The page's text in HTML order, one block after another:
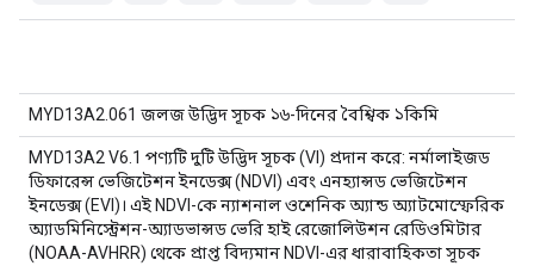
MYD13A2.061 জলজ উদ্ভিদ সূচক ১৬-দিনের বৈশ্বিক ১কিমি
MYD13A2 V6.1 পণ্যটি দুটি উদ্ভিদ সূচক (VI) প্রদান করে: নর্মালাইজড
ডিফারেন্স ভেজিটেশন ইনডেক্স (NDVI) এবং এনহ্যান্সড ভেজিটেশন
ইনডেক্স (EVI)। এই NDVI-কে ন্যাশনাল ওশেনিক অ্যান্ড অ্যাটমোস্ফেরিক
অ্যাডমিনিস্ট্রেশন-অ্যাডভান্সড ভেরি হাই রেজোলিউশন রেডিওমিটার
(NOAA-AVHRR) থেকে প্রাপ্ত বিদ্যমান NDVI-এর ধারাবাহিকতা সূচক